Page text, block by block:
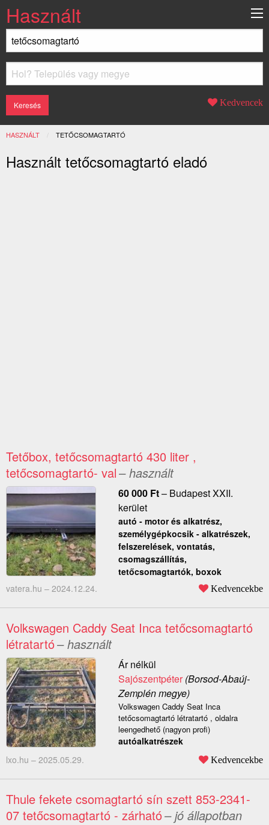
Használt
Kedvencek
HASZNÁLT JELENLEGI:
TETŐCSOMAGTARTÓ
Használt tetőcsomagtartó eladó
Tetőbox, tetőcsomagtartó 430 liter ,
tetőcsomagtartó- val– használt
60 000 Ft– Budapest XXII.
kerület
autó - motor és alkatrész,
személygépkocsik - alkatrészek,
felszerelések, vontatás,
csomagszállítás,
tetőcsomagtartók, boxok
vatera.hu – 2024.12.24. Kedvencekbe
Volkswagen Caddy Seat Inca tetőcsomagtartó
létratartó– használt
Ár nélkül
Sajószentpéter(Borsod-Abaúj-
Zemplén megye)
Volkswagen Caddy Seat Inca
tetőcsomagtartó létratartó , oldalra
leengedhető (nagyon profi)
autóalkatrészek
lxo.hu – 2025.05.29. Kedvencekbe
Thule fekete csomagtartó sín szett 853-2341-
07 tetőcsomagtartó - zárható– jó állapotban